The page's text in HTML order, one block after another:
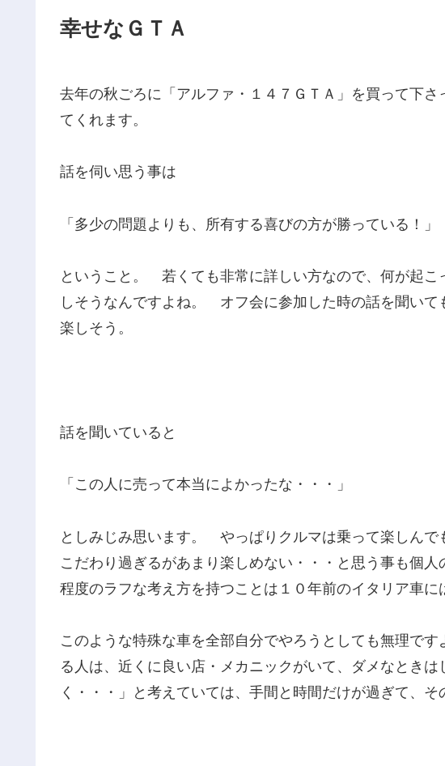
幸せなＧＴＡ
去年の秋ごろに「アルファ・１４７ＧＴＡ」を買って下
てくれます。
話を伺い思う事は
「多少の問題よりも、所有する喜びの方が勝っている！」
ということ。 若くても非常に詳しい方なので、何が起こ
しそうなんですよね。 オフ会に参加した時の話を聞いて
楽しそう。
話を聞いていると
「この人に売って本当によかったな・・・」
としみじみ思います。 やっぱりクルマは乗って楽しん
こだわり過ぎるがあまり楽しめない・・・と思う事も個
程度のラフな考え方を持つことは１０年前のイタリア車に
このような特殊な車を全部自分でやろうとしても無理で
る人は、近くに良い店・メカニックがいて、ダメなとき
く・・・」と考えていては、手間と時間だけが過ぎて、そ